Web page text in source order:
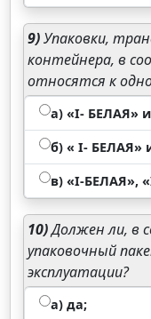
9)Упаковки,
контейнера, в
относятся к
а) «I- БЕЛАЯ»
б) « I- БЕЛАЯ»
в) «I-БЕЛАЯ»,
10)Должен ли, в
упаковочный
эксплуатации?
а) да;